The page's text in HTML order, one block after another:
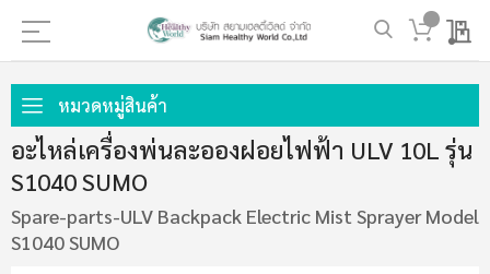
My
ไป
ที่
เนื้อหา
หมวดหมู่สินค้า
อะไหล่เครื่องพ่นละอองฝอยไฟฟ้า ULV 10L รุ่น
S1040 SUMO
Spare-parts-ULV Backpack Electric Mist Sprayer Model
S1040 SUMO